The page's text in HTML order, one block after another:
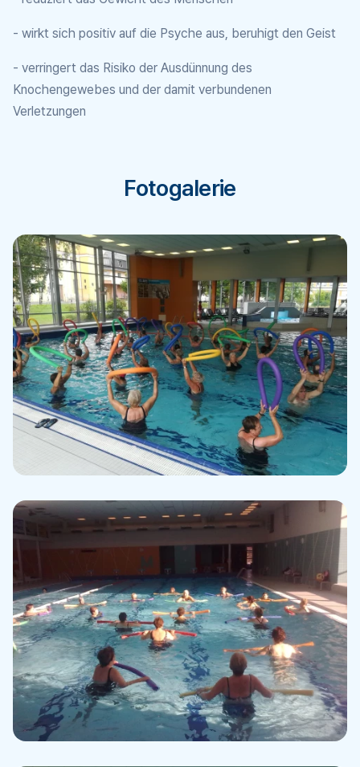
- wirkt sich positiv auf die Psyche aus, beruhigt den Geist
- verringert das Risiko der Ausdünnung des
Knochengewebes und der damit verbundenen
Verletzungen
Fotogalerie